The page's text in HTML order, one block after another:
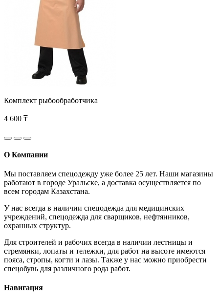
Комплект рыбообработчика
4 600 ₸
О Компании
Мы поставляем спецодежду уже более 25 лет. Наши магазины
работают в городе Уральске, а доставка осуществляется по
всем городам Казахстана.
У нас всегда в наличии спецодежда для медицинских
учреждений, спецодежда для сварщиков, нефтянников,
охранных структур.
Для строителей и рабочих всегда в наличии лестницы и
стремянки, лопаты и тележки, для работ на высоте имеются
пояса, стропы, когти и лазы. Также у нас можно приобрести
спецобувь для различного рода работ.
Навигация